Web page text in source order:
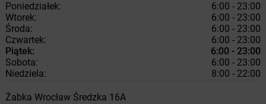
Poniedziałek:
6:00 - 23:00
Wtorek:
6:00 - 23:00
Środa:
6:00 - 23:00
Czwartek:
6:00 - 23:00
Piątek:
6:00 - 23:00
Sobota:
6:00 - 23:00
Niedziela:
8:00 - 22:00
Żabka Wrocław Średzka 16A